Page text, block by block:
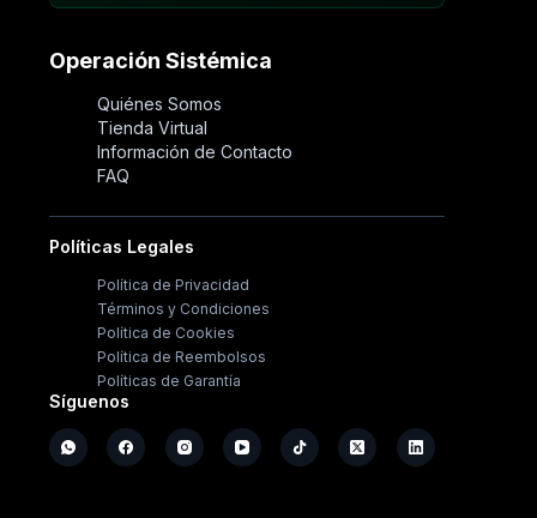
Operación Sistémica
Quiénes Somos
Tienda Virtual
Información de Contacto
FAQ
Políticas Legales
Política de Privacidad
Términos y Condiciones
Política de Cookies
Política de Reembolsos
Políticas de Garantía
Síguenos